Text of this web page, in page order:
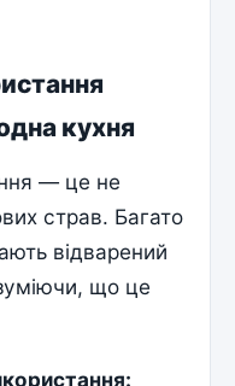
кухня
— це не
страв. Багато
відварений
що це